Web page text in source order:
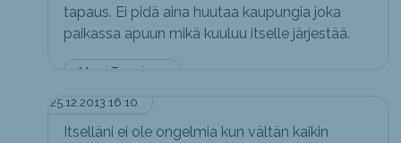
Mauri Tuominen
tapaus. Ei pidä aina huutaa kaupungia joka
paikassa apuun mikä kuuluu itselle järjestää.
25.12.2013 16:10
Itselläni ei ole ongelmia kun vältän kaikin